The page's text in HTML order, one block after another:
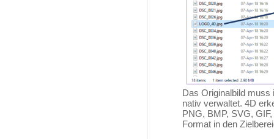
Das Originalbild muss
nativ verwaltet. 4D
PNG, BMP, SVG,
Format in den